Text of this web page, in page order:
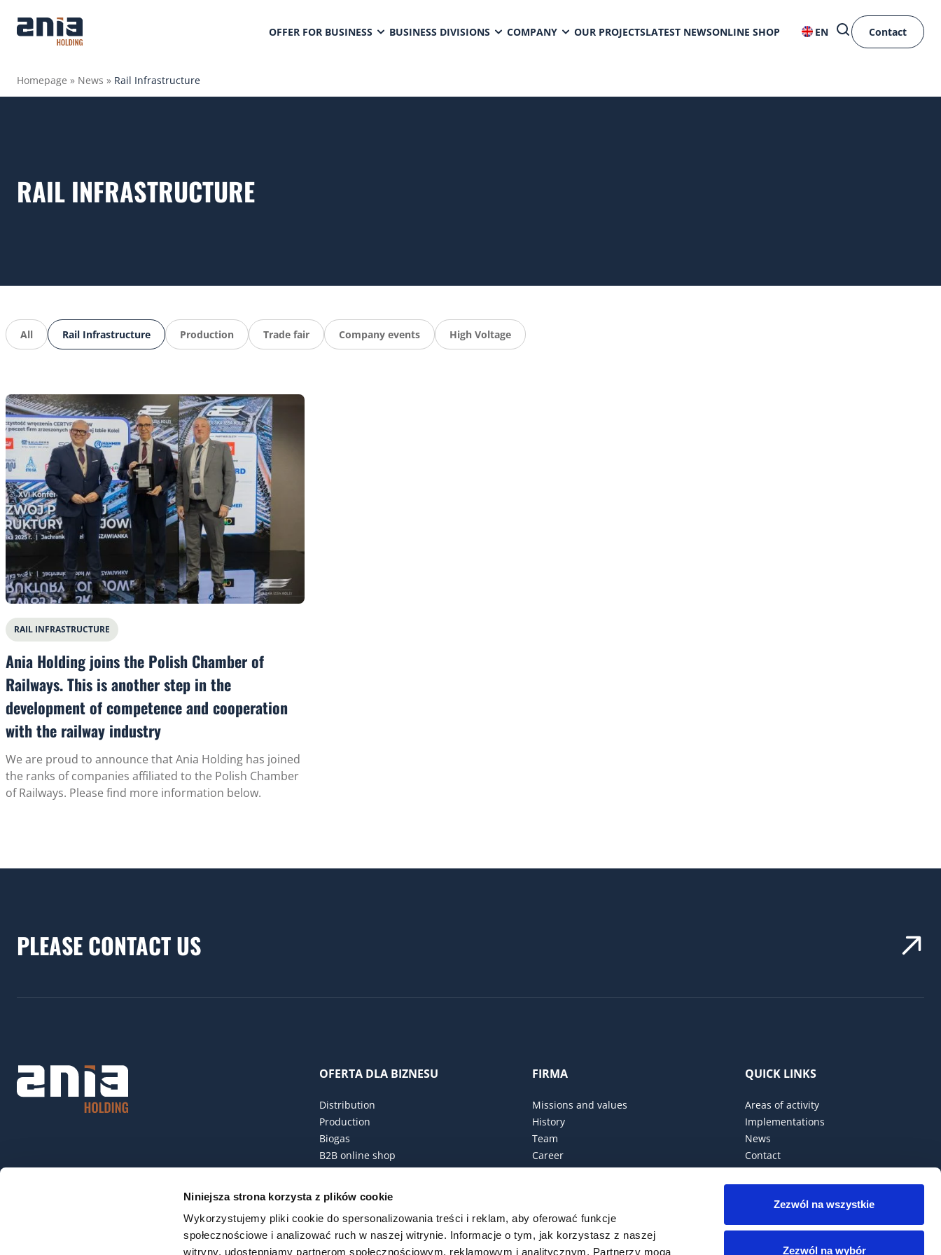
Niniejsza strona korzysta z plików cookie
Wykorzystujemy pliki cookie do spersonalizowania treści i reklam, aby oferować funkcje
społecznościowe i analizować ruch w naszej witrynie. Informacje o tym, jak korzystasz z naszej
witryny, udostępniamy partnerom społecznościowym, reklamowym i analitycznym. Partnerzy mogą
Zezwól na wszystkie
Zezwól na wybór
OFFER FOR BUSINESS BUSINESS DIVISIONS COMPANY OUR PROJECTSLATEST NEWSONLINE SHOP EN Contact
Homepage » News » Rail Infrastructure
RAIL INFRASTRUCTURE
All Rail Infrastructure Production Trade fair Company events High Voltage
RAIL INFRASTRUCTURE
Ania Holding joins the Polish Chamber of
Railways. This is another step in the
development of competence and cooperation
with the railway industry
We are proud to announce that Ania Holding has joined
the ranks of companies affiliated to the Polish Chamber
of Railways. Please find more information below.
PLEASE CONTACT US
OFERTA DLA BIZNESU
Distribution
Production
Biogas
B2B online shop
FIRMA
Missions and values
History
Team
Career
Procurement policy
Code of conduct
QUICK LINKS
Areas of activity
Implementations
News
Contact
Privacy Policy